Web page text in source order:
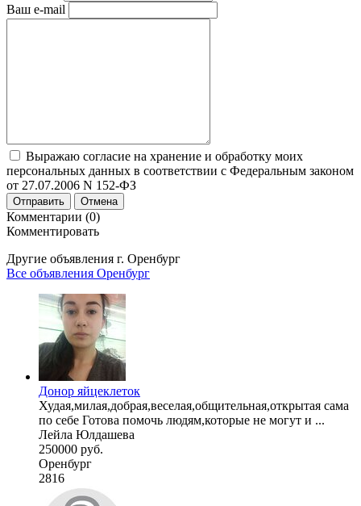
Ваш e-mail
Выражаю согласие на хранение и обработку моих
персональных данных в соответствии с Федеральным законом
от 27.07.2006 N 152-ФЗ
Отправить Отмена
Комментарии (0)
Комментировать
Другие объявления г. Оренбург
Все объявления Оренбург
Донор яйцеклеток
Худая,милая,добрая,веселая,общительная,открытая сама
по себе Готова помочь людям,которые не могут и ...
Лейла Юлдашева
250000 руб.
Оренбург
2816